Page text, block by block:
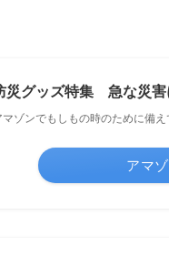
災グッズ特集 急な災害
マゾンでもしもの時のために備
アマ